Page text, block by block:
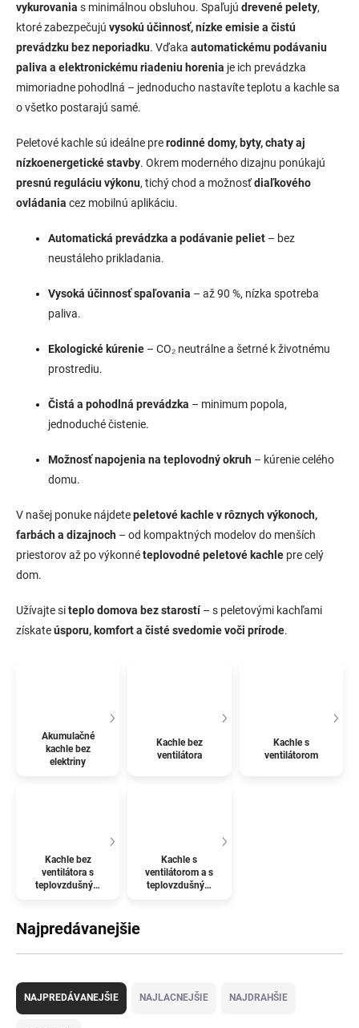
vykurovania s minimálnou obsluhou. Spaľujú drevené pelety,
ktoré zabezpečujú vysokú účinnosť, nízke emisie a čistú
prevádzku bez neporiadku. Vďaka automatickému podávaniu
paliva a elektronickému riadeniu horenia je ich prevádzka
mimoriadne pohodlná – jednoducho nastavíte teplotu a kachle sa
o všetko postarajú samé.
Peletové kachle sú ideálne prerodinné domy, byty, chaty aj
nízkoenergetické stavby. Okrem moderného dizajnu ponúkajú
presnú reguláciu výkonu, tichý chod a možnosťdiaľkového
ovládania cez mobilnú aplikáciu.
Automatická prevádzka a podávanie peliet – bez
neustáleho prikladania.
Vysoká účinnosť spaľovania – až 90 %, nízka spotreba
paliva.
Ekologické kúrenie – CO₂ neutrálne a šetrné k životnému
prostrediu.
Čistá a pohodlná prevádzka – minimum popola,
jednoduché čistenie.
Možnosť napojenia na teplovodný okruh – kúrenie celého
domu.
V našej ponuke nájdetepeletové kachle v rôznych výkonoch,
farbách a dizajnoch – od kompaktných modelov do menších
priestorov až po výkonnéteplovodné peletové kachle pre celý
dom.
Užívajte siteplo domova bez starostí– s peletovými kachľami
získateúsporu, komfort a čisté svedomie voči prírode.
Akumulačné
kachle bez
elektriny
Kachle bez
ventilátora
Kachle s
ventilátorom
Kachle bez
ventilátora s
teplovzdušným
Kachle s
ventilátorom a s
teplovzdušným
Najpredávanejšie
R
d
NAJPREDÁVANEJŠIE NAJLACNEJŠIE NAJDRAHŠIE